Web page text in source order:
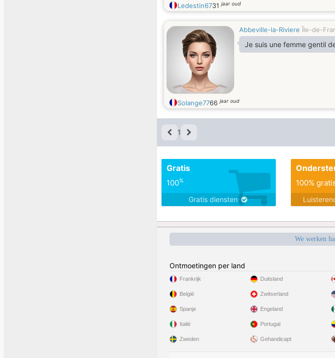
Ledestin6731jaar oud
Abbeville-la-Riviere Île-de-
Je suis une femme gentil
Solange7766jaar oud
1
Gratis
100%
Gratis diensten
100%
We werken
Ontmoetingen per land
Frankrijk
België
Spanje
Italië
Zweden
Duitsland
Zwitserland
Engeland
Portugal
Gehandicapt